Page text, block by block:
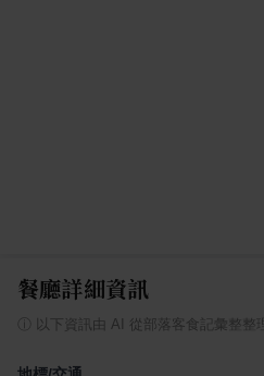
餐廳詳細資訊
ⓘ 以下資訊由 AI 從部落客食記彙整整理